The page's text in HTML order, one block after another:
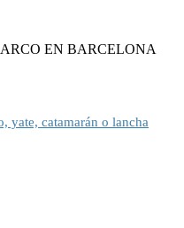
yate, catamarán o lancha